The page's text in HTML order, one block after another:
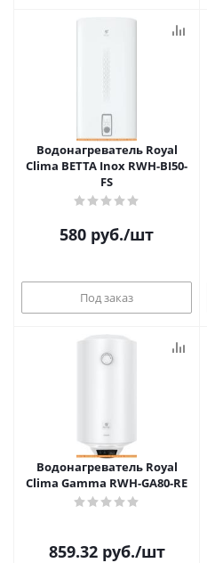
Водонагреватель Royal
Clima BETTA Inox RWH-BI50-
FS
580 руб./шт
Под заказ
Водонагреватель Royal
Clima Gamma RWH-GA80-RE
859.32руб./шт